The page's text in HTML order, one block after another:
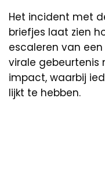
Het incident met
briefjes laat zien
escaleren van
virale gebeurtenis
impact, waarbij
lijkt te hebben.